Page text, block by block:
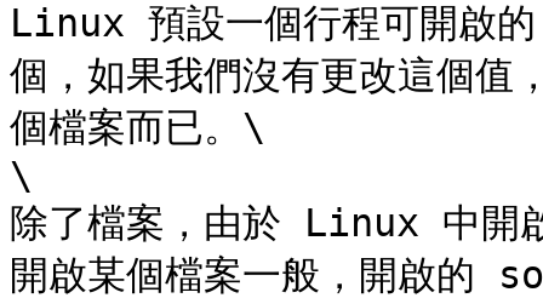
Linux 預設一個行程可開
個，如果我們沒有更改這個值
個檔案而已。\
\
除了檔案，由於 Linux 中開
開啟某個檔案一般，開啟的